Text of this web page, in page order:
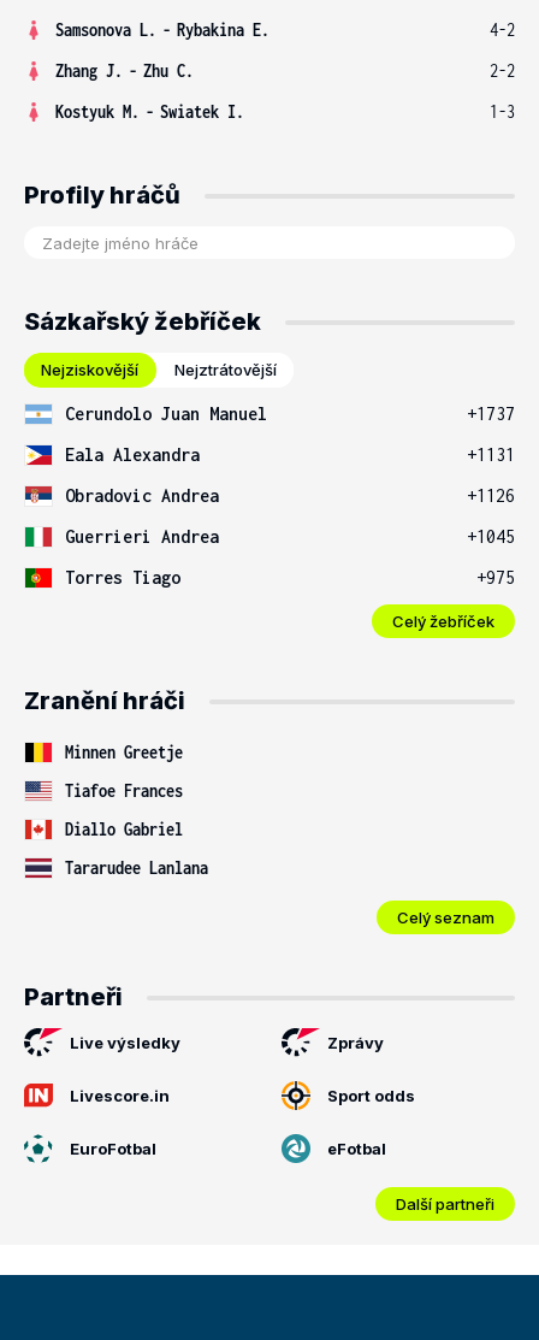
Samsonova L. - Rybakina E.
4-2
Zhang J. - Zhu C.
2-2
Kostyuk M. - Swiatek I. 1-3
Profily hráčů
Sázkařský žebříček
Nejziskovější Nejztrátovější
Cerundolo Juan Manuel
+1737
Eala Alexandra
+1131
Obradovic Andrea
+1126
Guerrieri Andrea
+1045
Torres Tiago
+975
Celý žebříček
Zranění hráči
Minnen Greetje
Tiafoe Frances
Diallo Gabriel
Tararudee Lanlana
Celý seznam
Partneři
Live výsledky Zprávy
Livescore.in Sport odds
EuroFotbal eFotbal
Další partneři